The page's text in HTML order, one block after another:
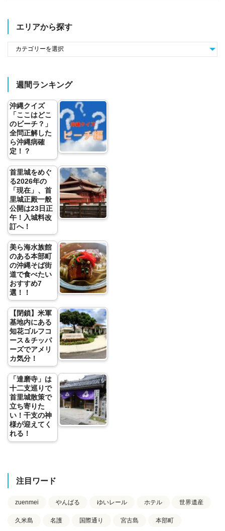
エリアから探す
週間ランキング
沖縄クイズ
「ここはどこ
のビーチ？」
全問正解した
ら沖縄病確
定！？
首里城をめぐ
る2026年の
「現在」、首
里城正殿一般
公開は23日正
午！入城料改
訂へ！
美ら海水族館
のある本部町
の沖縄そば街
道で食べたい
おすすめ7
選！！
【閉鎖】米軍
基地内にある
知花ゴルフコ
ース＆チッパ
ーズでアメリ
カ気分！
「達磨寺」は
十二支巡りで
首里城散策で
立ち寄りた
い！干支の神
様が迎えてく
れる！
注目ワード
zuenmei やんばる ゆいレール ホテル 世界遺産
久米島 名護 国際通り 宮古島 本部町